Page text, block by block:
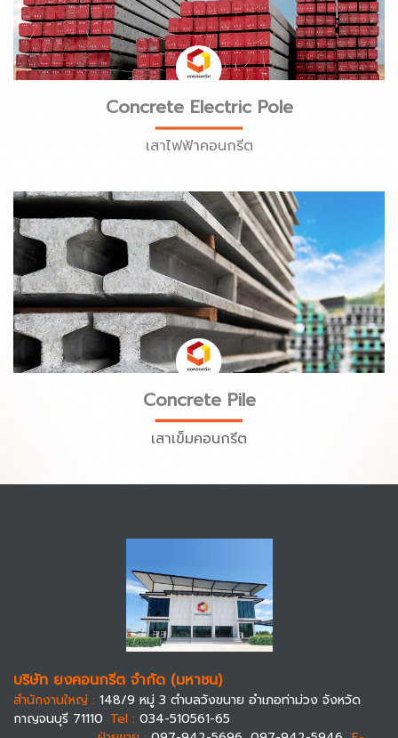
Concrete Electric Pole
เสาไฟฟ้าคอนกรีต
Concrete Pile
เสาเข็มคอนกรีต
บริษัท ยงคอนกรีต จำกัด (มหาชน)
สำนักงานใหญ่ : 148/9 หมู่ 3 ตำบลวังขนาย อำเภอท่าม่วง จังหวัด
กาญจนบุรี 71110 Tel : 034-510561-65